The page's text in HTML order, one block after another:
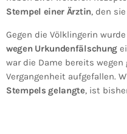
Stempel einer Ärztin, den
Gegen die Völklingerin
wegen Urkundenfälschung
war die Dame bereits
Vergangenheit aufgefallen.
Stempels gelangte, ist